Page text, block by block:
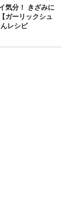
気分！ きざみに
ガーリックシュ
レシピ